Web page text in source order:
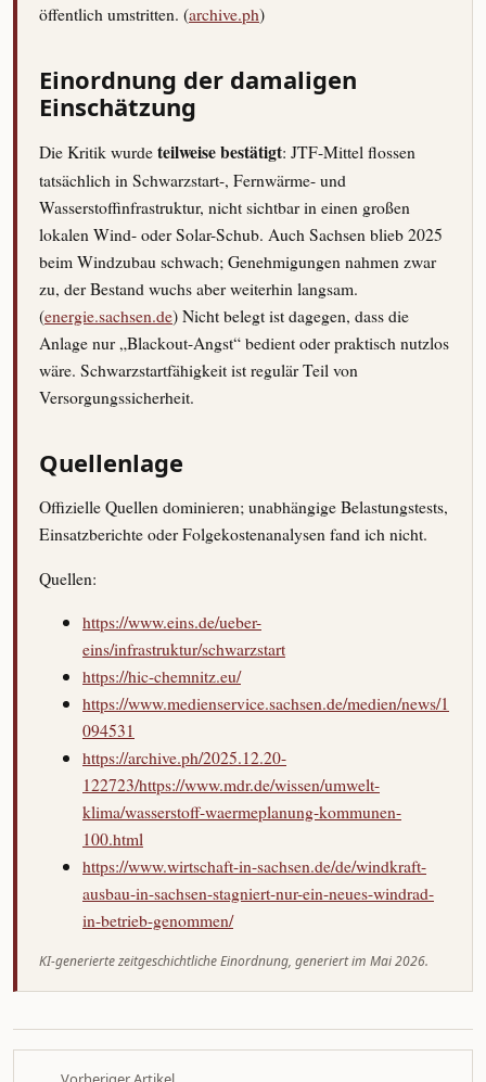
öffentlich umstritten. (archive.ph)
Einordnung der damaligen
Einschätzung
Die Kritik wurdeteilweise bestätigt: JTF-Mittel flossen
tatsächlich in Schwarzstart-, Fernwärme- und
Wasserstoffinfrastruktur, nicht sichtbar in einen großen
lokalen Wind- oder Solar-Schub. Auch Sachsen blieb 2025
beim Windzubau schwach; Genehmigungen nahmen zwar
zu, der Bestand wuchs aber weiterhin langsam.
(energie.sachsen.de) Nicht belegt ist dagegen, dass die
Anlage nur „Blackout-Angst“ bedient oder praktisch nutzlos
wäre. Schwarzstartfähigkeit ist regulär Teil von
Versorgungssicherheit.
Quellenlage
Offizielle Quellen dominieren; unabhängige Belastungstests,
Einsatzberichte oder Folgekostenanalysen fand ich nicht.
Quellen:
https://www.eins.de/ueber-
eins/infrastruktur/schwarzstart
https://hic-chemnitz.eu/
https://www.medienservice.sachsen.de/medien/news/1
094531
https://archive.ph/2025.12.20-
122723/https://www.mdr.de/wissen/umwelt-
klima/wasserstoff-waermeplanung-kommunen-
100.html
https://www.wirtschaft-in-sachsen.de/de/windkraft-
ausbau-in-sachsen-stagniert-nur-ein-neues-windrad-
in-betrieb-genommen/
KI-generierte zeitgeschichtliche Einordnung, generiert im Mai 2026.